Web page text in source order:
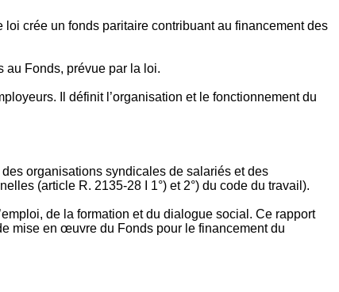
loi crée un fonds paritaire contribuant au financement des
au Fonds, prévue par la loi.
Il définit l’organisation et le fonctionnement du
organisations syndicales de salariés et des
(article R. 2135‐28 I 1°) et 2°) du code du travail).
de la formation et du dialogue social. Ce rapport
mise en œuvre du Fonds pour le financement du